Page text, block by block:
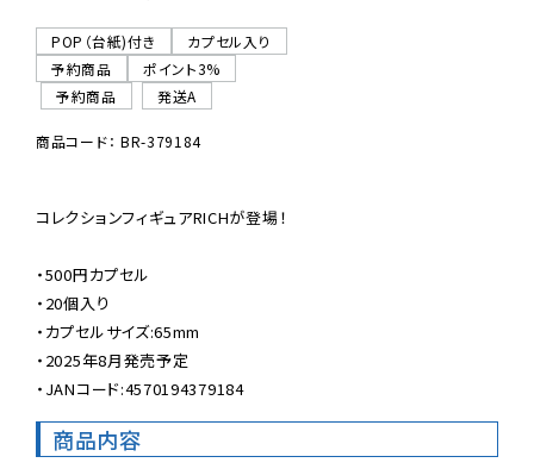
POP（台紙)付き
カプセル入り
予約商品
ポイント3%
予約商品
発送A
商品コード： BR-379184
コレクションフィギュアRICHが登場！
・500円カプセル
・20個入り
・カプセルサイズ:65mm
・2025年8月発売予定
・JANコード:4570194379184
商品内容